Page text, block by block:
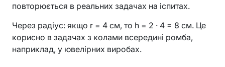
повторюється в реальних задачах на іспитах.
Через радіус: якщо r = 4 см, то h = 2 · 4 = 8 см. Це
корисно в задачах з колами всередині ромба,
наприклад, у ювелірних виробах.